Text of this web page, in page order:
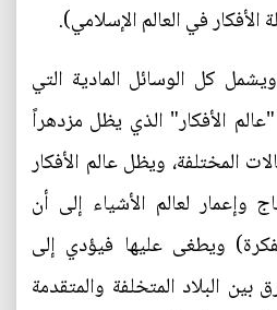
في العالم الإسلامي).
كل الوسائل المادية التي
الأفكار" الذي يظل مزدهراً
المختلفة، ويظل عالم الأفكار
وإعمار لعالم الأشياء إلى أن
ويطغى عليها فيؤدي إلى
البلاد المتخلفة والمتقدمة